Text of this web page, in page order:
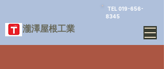
​瀧澤屋根工業
TEL 019-656-
8345